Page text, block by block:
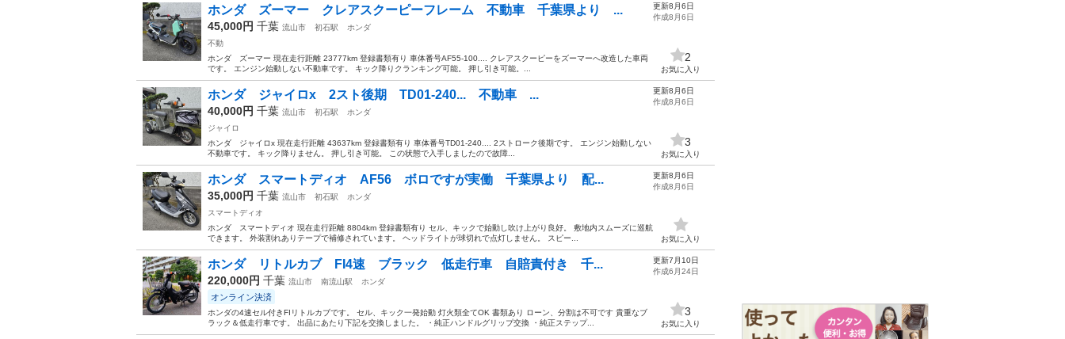
ホンダ ズーマー クレアスクーピーフレーム 不動車 千葉県より ...
45,000円 千葉 流山市 初石駅
ホンダ
不動
ホンダ ズーマー 現在走行距離 23777km 登録書類有り 車体番号AF55-100.... クレアスクーピーをズーマーへ改造した車両
です。 エンジン始動しない不動車です。 キック降りクランキング可能。 押し引き可能。...
更新8月6日
作成8月6日
2
お気に入り
ホンダ ジャイロx 2スト後期 TD01-240... 不動車 ...
40,000円 千葉 流山市 初石駅
ホンダ
ジャイロ
ホンダ ジャイロx 現在走行距離 43637km 登録書類有り 車体番号TD01-240.... 2ストローク後期です。 エンジン始動しない
不動車です。 キック降りません。 押し引き可能。 この状態で入手しましたので故障...
更新8月6日
作成8月6日
3
お気に入り
ホンダ スマートディオ AF56 ボロですが実働 千葉県より 配...
35,000円 千葉 流山市 初石駅
ホンダ
スマートディオ
ホンダ スマートディオ 現在走行距離 8804km 登録書類有り セル、キックで始動し吹け上がり良好。 敷地内スムーズに巡航
できます。 外装割れありテープで補修されています。 ヘッドライトが球切れで点灯しません。 スピー...
更新8月6日
作成8月6日
お気に入り
ホンダ リトルカブ FI4速 ブラック 低走行車 自賠責付き 千...
220,000円 千葉 流山市 南流山駅 ホンダ
オンライン決済
ホンダの4速セル付きFIリトルカブです。 セル、キック一発始動 灯火類全てOK 書類あり ローン、分割は不可です 貴重なブ
ラック＆低走行車です。 出品にあたり下記を交換しました。 ・純正ハンドルグリップ交換 ・純正ステップ...
更新7月10日
作成6月24日
3
お気に入り